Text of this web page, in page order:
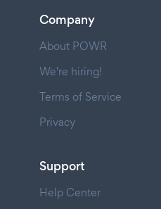
Company
About POWR
We're hiring!
Terms of Service
Privacy
Support
Help Center